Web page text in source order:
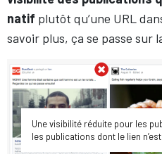
natif plutôt qu’une URL
savoir plus, ça se passe sur
Une visibilité réduite pour les
les publications dont le lien